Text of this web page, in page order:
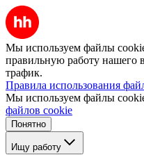
Мы используем файлы
правильную работу нашего
трафик.
Правила использования
Мы используем файлы
файлов cookie
Понятно
Ищу работу